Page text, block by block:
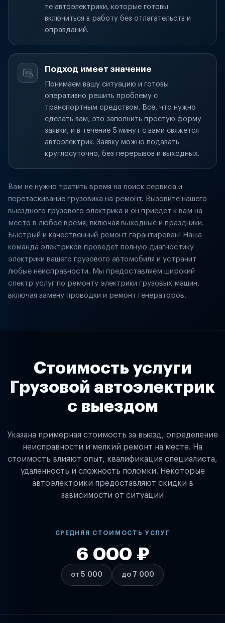
те автоэлектрики, которые готовы
включиться в работу без отлагательств и
оправданий.
Подход имеет значение
Понимаем вашу ситуацию и готовы
оперативно решить проблему с
транспортным средством. Всё, что нужно
сделать вам, это заполнить простую форму
заявки, и в течение 5 минут с вами свяжется
автоэлектрик. Заявку можно подавать
круглосуточно, без перерывов и выходных.
Вам не нужно тратить время на поиск сервиса и
перетаскивание грузовика на ремонт. Вызовите нашего
выездного грузового электрика и он приедет к вам на
место в любое время, включая выходные и праздники.
Быстрый и качественный ремонт гарантирован! Наша
команда электриков проведет полную диагностику
электрики вашего грузового автомобиля и устранит
любые неисправности. Мы предоставляем широкий
спектр услуг по ремонту электрики грузовых машин,
включая замену проводки и ремонт генераторов.
Стоимость услуги
Грузовой автоэлектрик
с выездом
Указана примерная стоимость за выезд, определение
неисправности и мелкий ремонт на месте. На
стоимость влияют опыт, квалификация специалиста,
удаленность и сложность поломки. Некоторые
автоэлектрики предоставляют скидки в
зависимости от ситуации
СРЕДНЯЯ СТОИМОСТЬ УСЛУГ
от 5 000
6 000 ₽
до 7 000